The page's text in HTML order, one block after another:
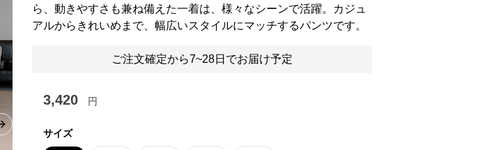
Next slide
ら、動きやすさも兼ね備えた一着は、様々なシーンで活躍。カジュ
アルからきれいめまで、幅広いスタイルにマッチするパンツです。
ご注文確定から7~28日でお届け予定
3,420 円
サイズ